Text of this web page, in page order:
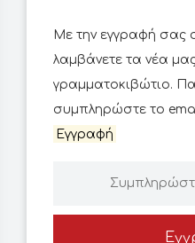
Με την εγγραφή σας
λαμβάνετε τα νέα
γραμματοκιβώτιο.
συμπληρώστε το
Εγγραφή